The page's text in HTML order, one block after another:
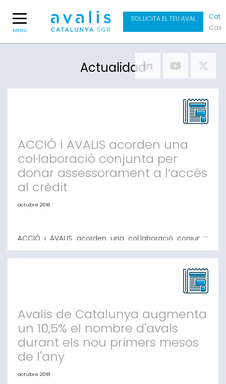
MENÚ
SOL·LICITA EL TEU AVAL
Cat
Cas
Actualidad
ACCIÓ i AVALIS acorden una
col·laboració conjunta per
donar assessorament a l’accés
al crèdit
octubre 2018
ACCIÓ i AVALIS acorden una col·laboració conjunta
l’agència per a la competitivitat de l’empresa
depenent del Departament d’Empresa i Coneixement,
juntament amb Avalis de Catalunya, han signat un
acord de col·laboració per a la utilització de les
delegacions territorials d’ACCIÓ a territori català
Avalis de Catalunya augmenta
un 10,5% el nombre d'avals
durant els nou primers mesos
de l'any
octubre 2018